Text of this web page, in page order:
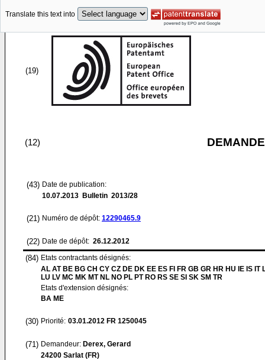
Translate this text into
(19)
(12)
(43) Date de publication:
10.07.2013 Bulletin 2013/28
(21) Numéro de dépôt: 12290465.9
(22) Date de dépôt: 26.12.2012
(84) Etats contractants désignés:
AL AT BE BG CH CY CZ DE DK EE ES FI FR GB GR HR HU IE IS IT
LU LV MC MK MT NL NO PL PT RO RS SE SI SK SM TR
Etats d'extension désignés:
BA ME
(30) Priorité: 03.01.2012 FR 1250045
(71) Demandeur: Derex, Gerard
24200 Sarlat (FR)